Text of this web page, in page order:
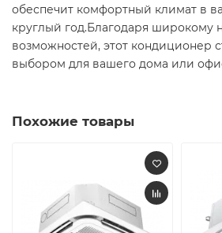
обеспечит комфортный климат в
круглый год.Благодаря широкому
возможностей, этот кондиционер
выбором для вашего дома или
Похожие товары